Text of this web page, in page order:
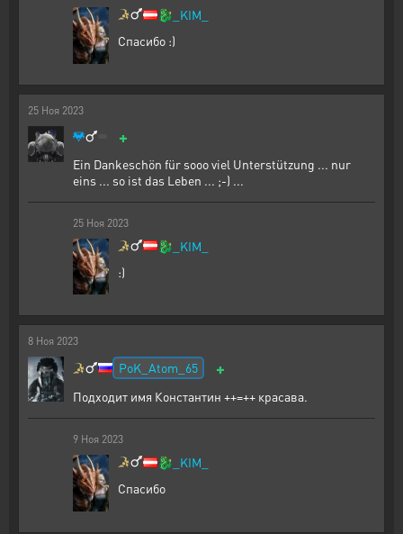
🐉 _KIM_
Спасибо :)
25 Ноя 2023
+
Ein Dankeschön für sooo viel Unterstützung ... nur
eins ... so ist das Leben ... ;-) ...
25 Ноя 2023
🐉 _KIM_
:)
8 Ноя 2023
PoK_Atom_65 +
Подходит имя Константин ++=++ красава.
9 Ноя 2023
🐉 _KIM_
Спасибо